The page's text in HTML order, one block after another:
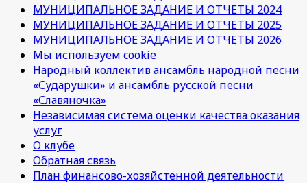
МУНИЦИПАЛЬНОЕ ЗАДАНИЕ И ОТЧЕТЫ 2024
МУНИЦИПАЛЬНОЕ ЗАДАНИЕ И ОТЧЕТЫ 2025
МУНИЦИПАЛЬНОЕ ЗАДАНИЕ И ОТЧЕТЫ 2026
Мы используем cookie
Народный коллектив ансамбль народной песни
«Сударушки» и ансамбль русской песни
«Славяночка»
Независимая система оценки качества оказания
услуг
О клубе
Обратная связь
План финансово-хозяйстенной деятельности